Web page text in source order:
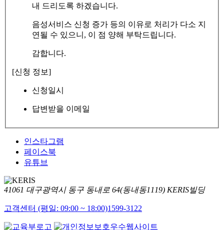
내 드리도록 하겠습니다.
음성서비스 신청 증가 등의 이유로 처리가 다소 지
연될 수 있으니, 이 점 양해 부탁드립니다.
감합니다.
[신청 정보]
신청일시
답변받을 이메일
인스타그램
페이스북
유튜브
41061 대구광역시 동구 동내로 64(동내동1119) KERIS빌딩
고객센터 (평일: 09:00 ~ 18:00)1599-3122